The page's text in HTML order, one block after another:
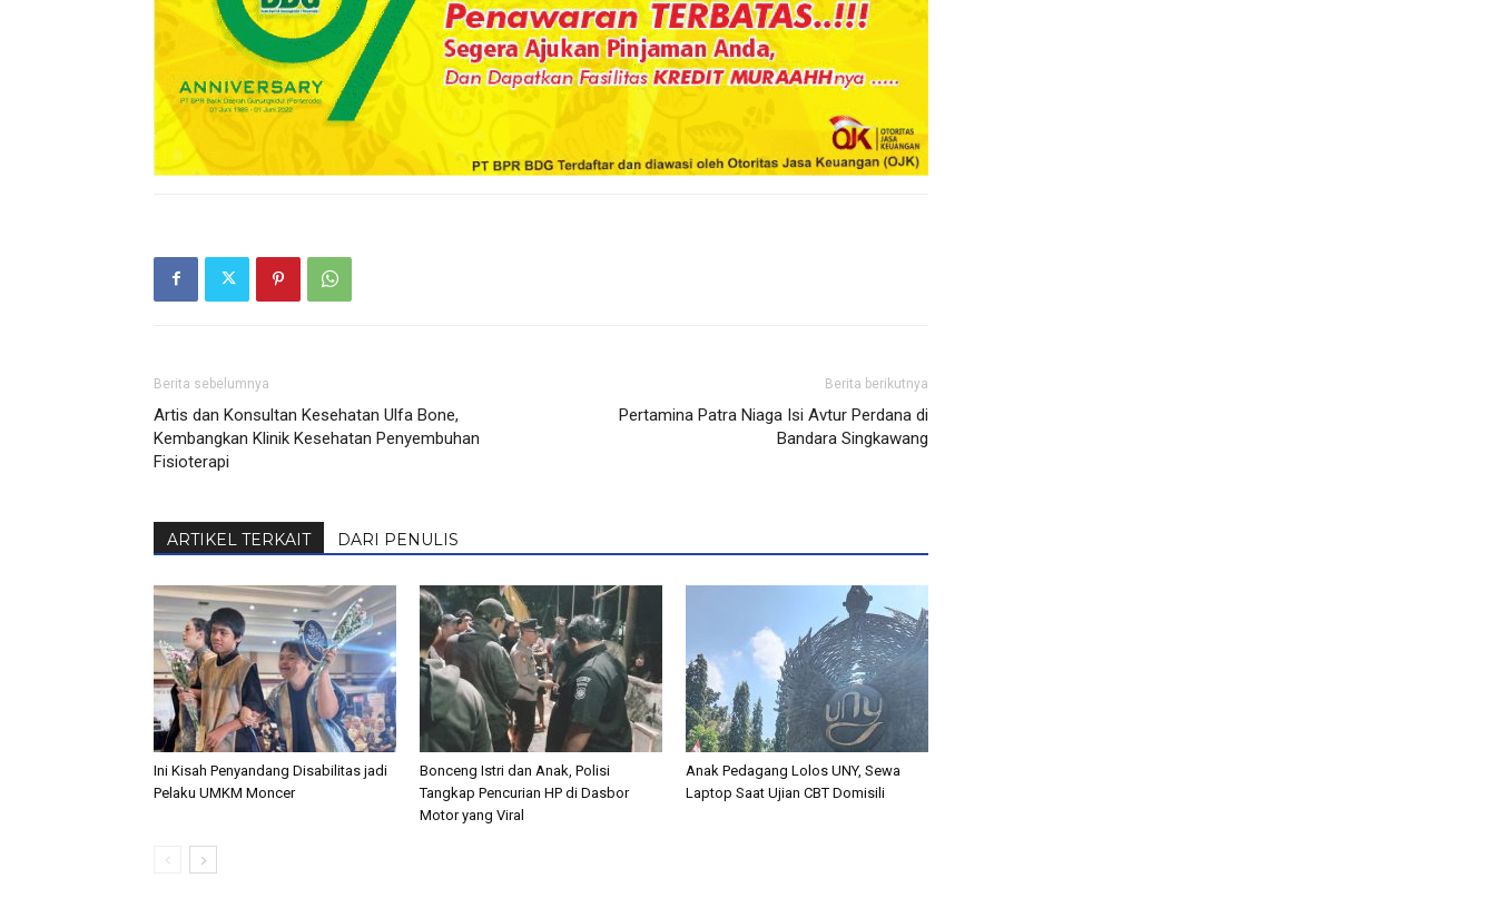
Berita sebelumnya
Artis dan Konsultan Kesehatan Ulfa Bone,
Kembangkan Klinik Kesehatan Penyembuhan
Fisioterapi
Berita berikutnya
Pertamina Patra Niaga Isi Avtur Perdana di
Bandara Singkawang
ARTIKEL TERKAIT DARI PENULIS
Ini Kisah Penyandang Disabilitas jadi
Pelaku UMKM Moncer
Bonceng Istri dan Anak, Polisi
Tangkap Pencurian HP di Dasbor
Motor yang Viral
Anak Pedagang Lolos UNY, Sewa
Laptop Saat Ujian CBT Domisili